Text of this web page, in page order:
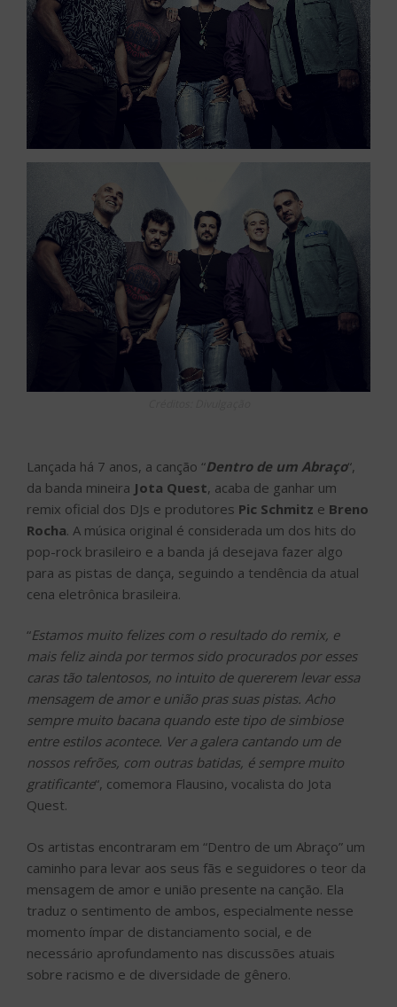
Lançada há 7 anos, a canção “Dentro de um Abraço“,
da banda mineira Jota Quest, acaba de ganhar um
remix oficial dos DJs e produtores Pic Schmitz e Breno
Rocha. A música original é considerada um dos hits do
pop-rock brasileiro e a banda já desejava fazer algo
para as pistas de dança, seguindo a tendência da atual
cena eletrônica brasileira.
“Estamos muito felizes com o resultado do remix, e
mais feliz ainda por termos sido procurados por esses
caras tão talentosos, no intuito de quererem levar essa
mensagem de amor e união pras suas pistas. Acho
sempre muito bacana quando este tipo de simbiose
entre estilos acontece. Ver a galera cantando um de
nossos refrões, com outras batidas, é sempre muito
gratificante“, comemora Flausino, vocalista do Jota
Quest.
Os artistas encontraram em “Dentro de um Abraço” um
caminho para levar aos seus fãs e seguidores o teor da
mensagem de amor e união presente na canção. Ela
traduz o sentimento de ambos, especialmente nesse
momento ímpar de distanciamento social, e de
necessário aprofundamento nas discussões atuais
sobre racismo e de diversidade de gênero.